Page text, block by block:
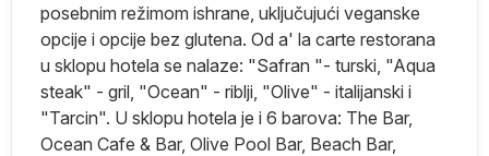
posebnim režimom ishrane, uključujući veganske
opcije i opcije bez glutena. Od a' la carte restorana
u sklopu hotela se nalaze: "Safran "- turski, "Aqua
steak" - gril, "Ocean" - riblji, "Olive" - italijanski i
"Tarcin". U sklopu hotela je i 6 barova: The Bar,
Ocean Cafe & Bar, Olive Pool Bar, Beach Bar,